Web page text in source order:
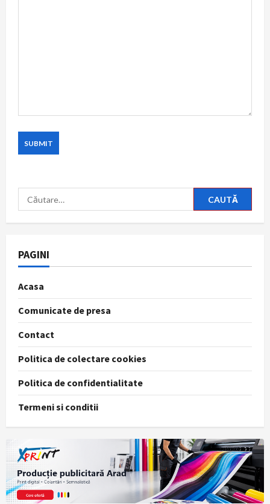
Caută
după:
PAGINI
Acasa
Comunicate de presa
Contact
Politica de colectare cookies
Politica de confidentialitate
Termeni si conditii